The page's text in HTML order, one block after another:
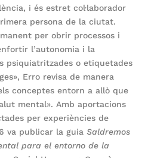
i és estret col·laborador
persona de la ciutat.
per obrir processos i
l’autonomia i la
psiquiatritzades o etiquetades
Erro revisa de manera
conceptes entorn a allò que
mental». Amb aportacions
per experiències de
va publicar la guiaSaldremos
para el entorno de la